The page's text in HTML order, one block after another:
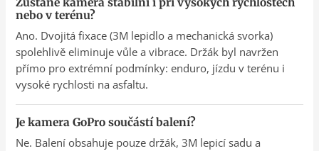
nebo v terénu?
Ano. Dvojitá fixace (3M lepidlo a mechanická svorka)
spolehlivě eliminuje vůle a vibrace. Držák byl navržen
přímo pro extrémní podmínky: enduro, jízdu v terénu i
vysoké rychlosti na asfaltu.
Je kamera GoPro součástí balení?
Ne. Balení obsahuje pouze držák, 3M lepicí sadu a